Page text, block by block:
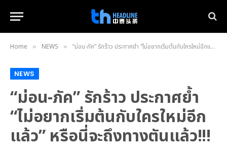
Home » NEWS » “ม่อน-ภัค” รักร้าว ประกาศย้ำ “ไม่อยากเริ่มต้นกับใครใหม่อีกแล้ว” หรือนี่จะถึงทางตันแล้ว!!!
NEWS
“ม่อน-ภัค” รักร้าว ประกาศย้ำ
“ไม่อยากเริ่มต้นกับใครใหม่อีก
แล้ว” หรือนี่จะถึงทางตันแล้ว!!!